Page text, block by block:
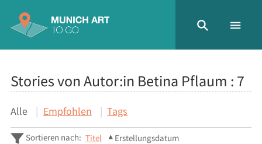
Stories von Autor:in Betina Pflaum : 7
Alle Empfohlen Tags
Sortieren nach: Titel Erstellungsdatum